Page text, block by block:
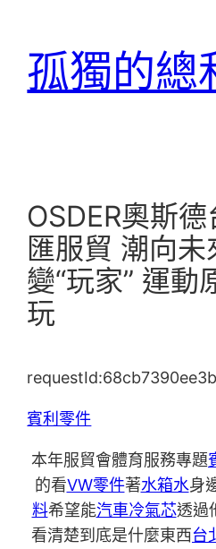
孤獨的總
OSDER奧斯
匯服貿 潮向未
變“玩家” 運動
玩
賓利零件
本年服貿會體育服務專題
的看VW零件著水箱水身
料希望能汽車冷氣芯透過
看清楚到底是什麼東西台